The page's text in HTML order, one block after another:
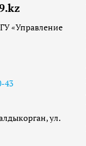
«Управление
43
ул.